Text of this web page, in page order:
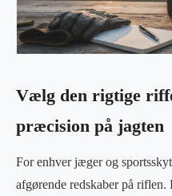
Vælg den rigtige
præcision på jagten
For enhver jæger og
afgørende redskaber på